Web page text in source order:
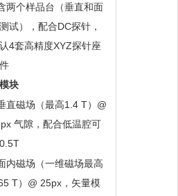
两个样品台（垂直和面
试），配合DC探针，
4套高精度XYZ探针座
块
直磁场（最高1.4 T） @
气隙， 配合低温腔可
0 .5T
内磁场（一维磁场最高
T） @ 25px ，矢量模